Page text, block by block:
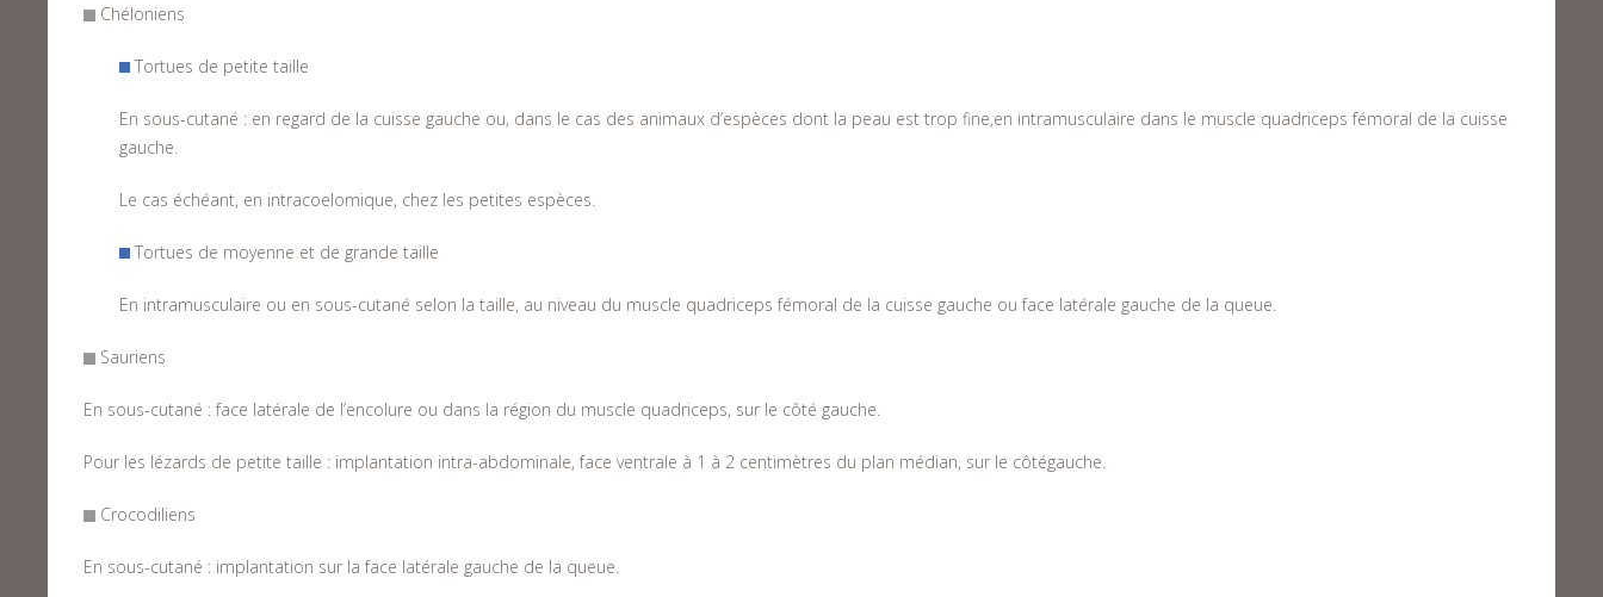
Chéloniens
Tortues de petite taille
En sous-cutané : en regard de la cuisse gauche ou, dans le cas des animaux d’espèces dont la peau est trop fine,en intramusculaire dans le muscle quadriceps fémoral de la cuisse
gauche.
Le cas échéant, en intracoelomique, chez les petites espèces.
Tortues de moyenne et de grande taille
En intramusculaire ou en sous-cutané selon la taille, au niveau du muscle quadriceps fémoral de la cuisse gauche ou face latérale gauche de la queue.
Sauriens
En sous-cutané : face latérale de l’encolure ou dans la région du muscle quadriceps, sur le côté gauche.
Pour les lézards de petite taille : implantation intra-abdominale, face ventrale à 1 à 2 centimètres du plan médian, sur le côtégauche.
Crocodiliens
En sous-cutané : implantation sur la face latérale gauche de la queue.